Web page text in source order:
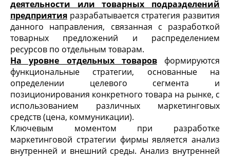
деятельности или товарных подраэделений
предприятия разрабатывается стратегия развития
данного направления, связанная с разработкой
товарных предложений и распределением
ресурсов по отдельным товарам.
На уровне отдельных товаровформируются
функциональные стратегии, основанные на
определении целевого сегмента и
позиционирования конкретного товара на рынке, с
использованием различных маркетинговых
средств (цена, коммуникации).
Ключевым моментом при разработке
маркетинговой стратегии фирмы является анализ
внутренней и внешний среды. Анализ внутренней